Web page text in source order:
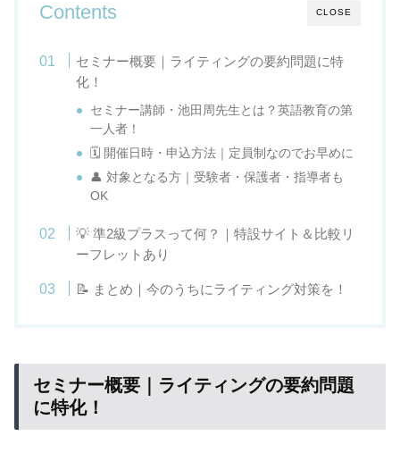
CLOSE
Contents
セミナー概要｜ライティングの要約問題に特
化！
セミナー講師・池田周先生とは？英語教育の第
一人者！
🗓 開催日時・申込方法｜定員制なのでお早めに
👤 対象となる方｜受験者・保護者・指導者も
OK
💡 準2級プラスって何？｜特設サイト＆比較リ
ーフレットあり
📝 まとめ｜今のうちにライティング対策を！
セミナー概要｜ライティングの要約問題
に特化！